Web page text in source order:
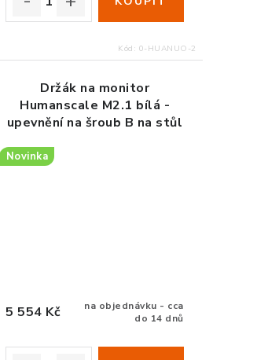
Kód: 0-HUANUO-2
Držák na monitor
Humanscale M2.1 bílá -
upevnění na šroub B na stůl
Novinka
na objednávku - cca
do 14 dnů
5 554 Kč